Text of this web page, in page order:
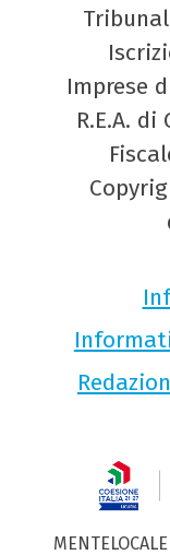
Imprese
R.E.A. di